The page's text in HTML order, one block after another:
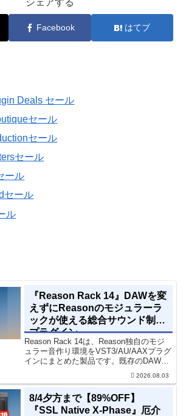
シェアする
Facebook はてブ
Deals セール
セール
セール
セール
ール
セール
ル
『Reason Rack 14』DAWを変
えずにReasonのモジュラーラ
ックが使える総合サウンド制作
プラグイン
Reason Rack 14は、Reason独自のモジ
ュラー音作り環境をVST3/AU/AAXプラグ
インにまとめた製品です。既存のDAWを
乗り換えることなく、68種類のシンセや
エフェクト、CV配線をそのままトラック
に追加できます。通常199...
2026.08.03
8/4夕方まで【89%OFF】
『SSL Native X-Phase』厄介